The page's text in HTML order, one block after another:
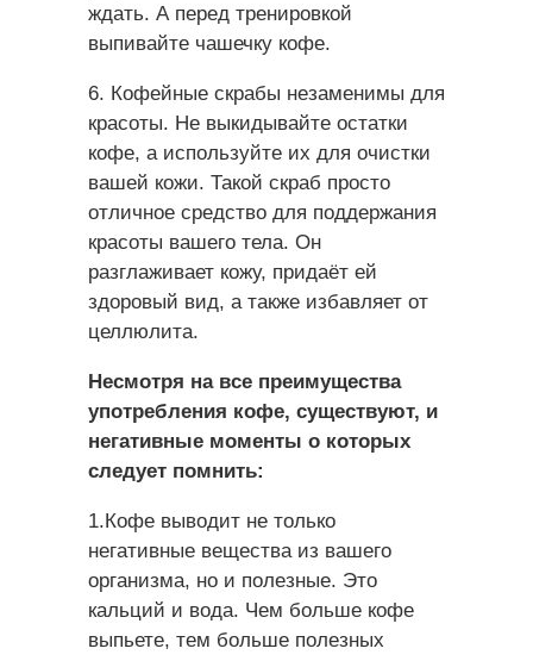
ждать. А перед тренировкой
выпивайте чашечку кофе.
6. Кофейные скрабы незаменимы для
красоты. Не выкидывайте остатки
кофе, а используйте их для очистки
вашей кожи. Такой скраб просто
отличное средство для поддержания
красоты вашего тела. Он
разглаживает кожу, придаёт ей
здоровый вид, а также избавляет от
целлюлита.
Несмотря на все преимущества
употребления кофе, существуют, и
негативные моменты о которых
следует помнить:
1.Кофе выводит не только
негативные вещества из вашего
организма, но и полезные. Это
кальций и вода. Чем больше кофе
выпьете, тем больше полезных